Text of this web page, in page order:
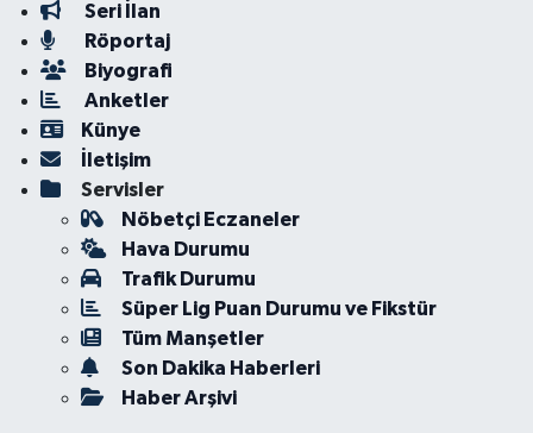
Seri İlan
Röportaj
Biyografi
Anketler
Künye
İletişim
Servisler
Nöbetçi Eczaneler
Hava Durumu
Trafik Durumu
Süper Lig Puan Durumu ve Fikstür
Tüm Manşetler
Son Dakika Haberleri
Haber Arşivi